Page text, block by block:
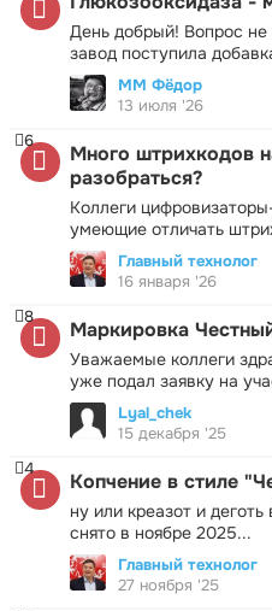
День добрый! Вопрос не
завод поступила
ММ Фёдор
13 июля '26
Много штрихкодов
разобраться?
Коллеги
умеющие отличать
6
Главный технолог
16 января '26
Маркировка
Уважаемые коллеги
уже подал заявку на
8
Lyal_chek
15 декабря '25
Копчение в стиле
ну или креазот и
снято в ноябре 2025...
4
Главный технолог
27 ноября '25